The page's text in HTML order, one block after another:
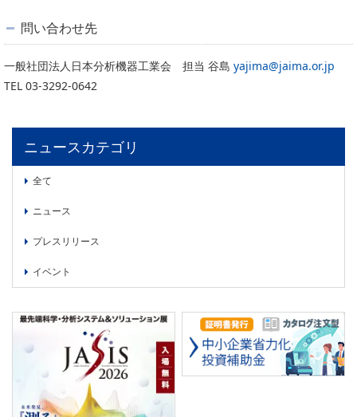
問い合わせ先
一般社団法人日本分析機器工業会 担当 谷島 yajima@jaima.or.jp
TEL 03-3292-0642
ニュースカテゴリ
全て
ニュース
プレスリリース
イベント